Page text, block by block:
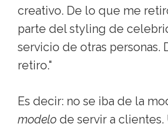
creativo. De lo que me
parte del styling de
servicio de otras personas.
retiro."
Es decir: no se iba de la
modelo de servir a clientes.